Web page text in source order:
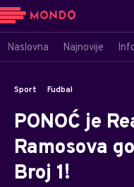
Naslovna Najnovije
Sport Fudbal
PONOĆ je
Ramosova
Broj 1!